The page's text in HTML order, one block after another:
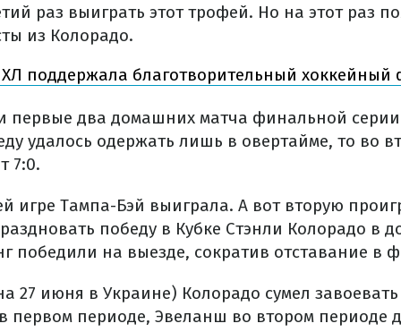
раз выиграть этот трофей. Но на этот раз
из Колорадо.
поддержала благотворительный
первые два домашних матча финальной
удалось одержать лишь в овертайме, то во
7:0.
игре Тампа-Бэй выиграла. А вот вторую
победу в Кубке Стэнли Колорадо в
победили на выезде, сократив отставание в
27 июня в Украине) Колорадо сумел
первом периоде, Эвеланш во втором периоде